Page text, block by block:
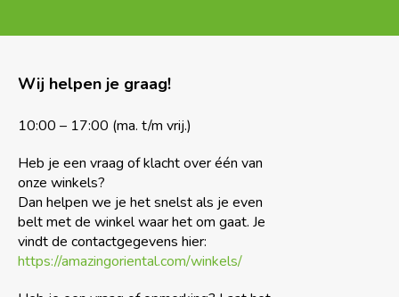
Wij helpen je graag!
10:00 – 17:00 (ma. t/m vrij.)
Heb je een vraag of klacht over één van
onze winkels?
Dan helpen we je het snelst als je even
belt met de winkel waar het om gaat. Je
vindt de contactgegevens hier:
https://amazingoriental.com/winkels/